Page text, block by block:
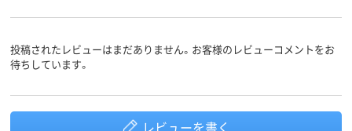
類
ール系）
インク充
質量 19.6g
投稿されたレビューはまだありません。お客様のレビューコメントをお
待ちしています。
レビューを書く